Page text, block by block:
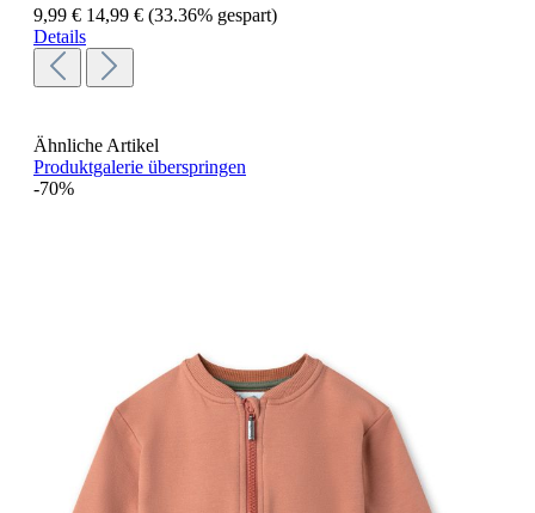
9,99 € 14,99 € (33.36% gespart)
Details
Ähnliche Artikel
Produktgalerie überspringen
-70%